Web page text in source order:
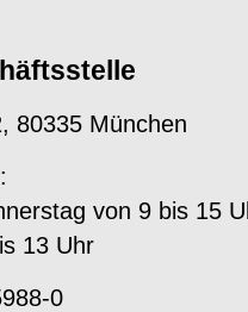
80335 München
von 9 bis 15
13 Uhr
0